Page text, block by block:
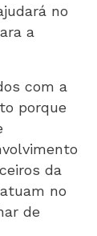
no
a
com a
porque
da
no
de